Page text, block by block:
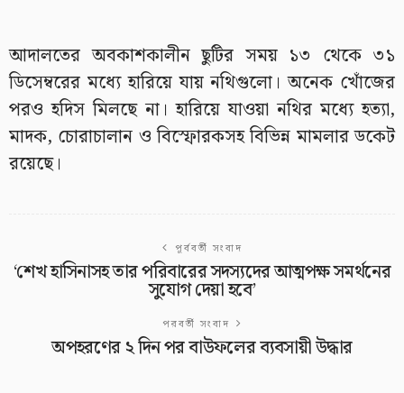
আদালতের অবকাশকালীন ছুটির সময় ১৩ থেকে ৩১
ডিসেম্বরের মধ্যে হারিয়ে যায় নথিগুলো। অনেক খোঁজের
পরও হদিস মিলছে না। হারিয়ে যাওয়া নথির মধ্যে হত্যা,
মাদক, চোরাচালান ও বিস্ফোরকসহ বিভিন্ন মামলার ডকেট
রয়েছে।
পূর্ববর্তী সংবাদ
‘শেখ হাসিনাসহ তার পরিবারের সদস্যদের আত্মপক্ষ সমর্থনের
সুযোগ দেয়া হবে’
পরবর্তী সংবাদ
অপহরণের ২ দিন পর বাউফলের ব্যবসায়ী উদ্ধার